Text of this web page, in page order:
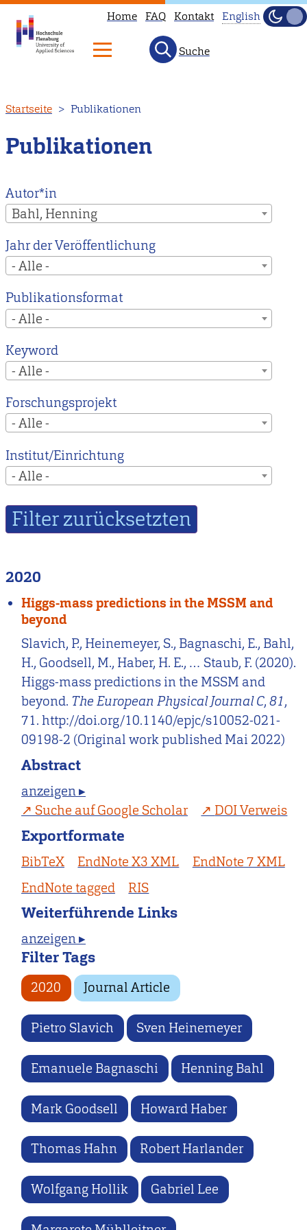
zum
Inhalt
Home FAQ Kontakt
to
our
main
instead.
English
Hell
Suche
Startseite Publikationen
Publikationen
Autor*in
Bahl, Henning
Jahr der Veröffentlichung
- Alle -
Publikationsformat
- Alle -
Keyword
- Alle -
Forschungsprojekt
- Alle -
Institut/Einrichtung
- Alle -
2020
Higgs-mass predictions in the MSSM and
beyond
Slavich, P., Heinemeyer, S., Bagnaschi, E., Bahl,
H., Goodsell, M., Haber, H. E., … Staub, F. (2020).
Higgs-mass predictions in the MSSM and
beyond. The European Physical Journal C,81,
71. http://doi.org/10.1140/epjc/s10052-021-
09198-2 (Original work published Mai 2022)
Abstract
anzeigen ▸
Suche auf Google Scholar
DOI Verweis
Exportformate
BibTeX EndNote X3 XML
EndNote 7 XML
EndNote tagged
RIS
Weiterführende Links
anzeigen ▸
Filter Tags
2020 Journal Article
Pietro Slavich Sven Heinemeyer
Emanuele Bagnaschi Henning Bahl
Mark Goodsell Howard Haber
Thomas Hahn Robert Harlander
Wolfgang Hollik Gabriel Lee